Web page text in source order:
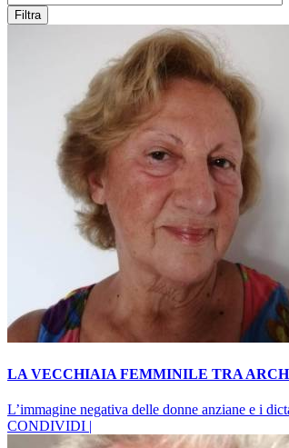
LA VECCHIAIA FEMMINILE TRA
L’immagine negativa delle donne anziane e i
CONDIVIDI |